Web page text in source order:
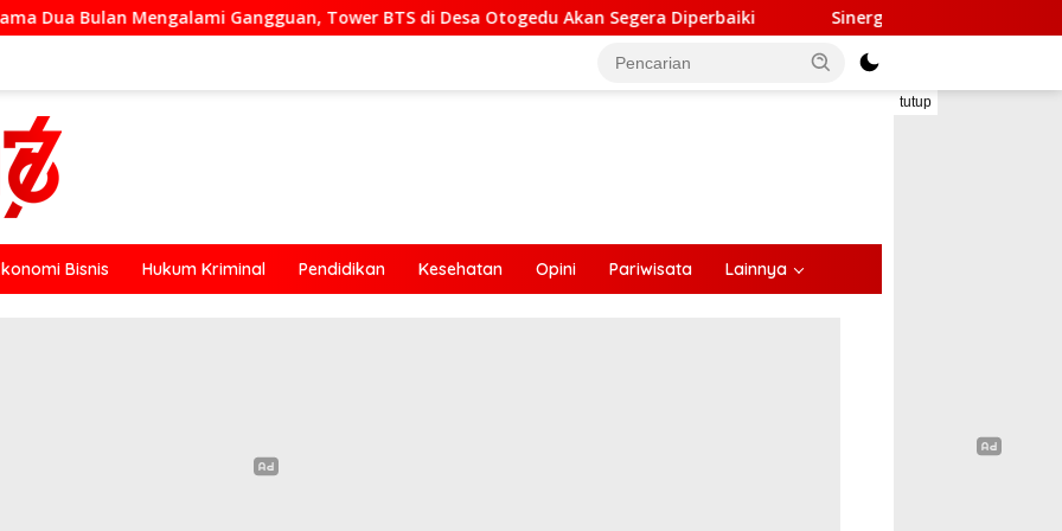
Gangguan, Tower BTS di Desa Otogedu Akan Segera Diperbaiki Sinergi Lintas Sektor, Satlantas Polres Ende Gandeng
tutup
Bisnis Hukum Kriminal Pendidikan Kesehatan Opini Pariwisata Lainnya